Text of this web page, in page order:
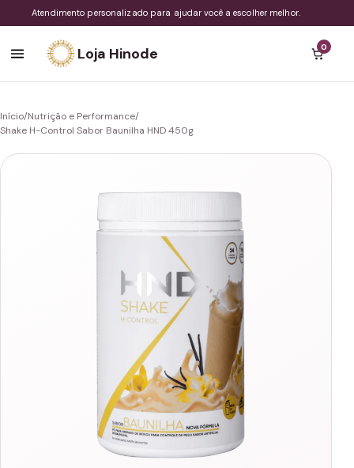
Atendimento personalizado para ajudar você a escolher melhor.
Loja Hinode 0
Início/Nutrição e Performance/
Shake H-Control Sabor Baunilha HND 450g